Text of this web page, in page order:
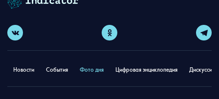
Новости События Фото дня Цифровая энциклопедия